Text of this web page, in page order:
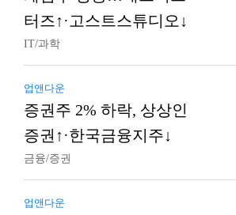
터즈↑·고스트스튜디오↓
IT/과학
업앤다운
증권주 2% 하락, 상상인
증권↑·한국금융지주↓
금융/증권
업앤다운